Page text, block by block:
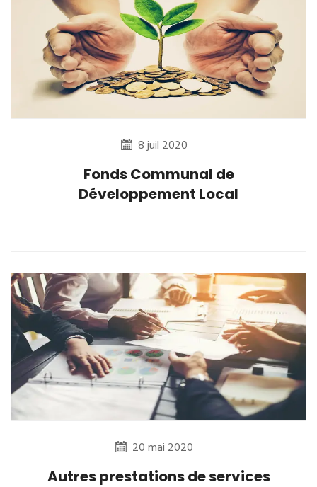
8 juil 2020
Fonds Communal de
Développement Local
20 mai 2020
Autres prestations de services